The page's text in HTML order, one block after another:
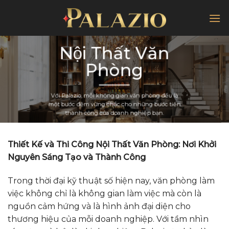
dung
Nội Thất Văn
Phòng
Với Palazio, mỗi không gian văn phòng đều là
một bước đệm vững chắc cho những bước tiến
thành công của doanh nghiệp bạn.
Thiết Kế và Thi Công Nội Thất Văn Phòng: Nơi Khởi
Nguyên Sáng Tạo và Thành Công
Trong thời đại kỹ thuật số hiện nay, văn phòng làm
việc không chỉ là không gian làm việc mà còn là
nguồn cảm hứng và là hình ảnh đại diện cho
thương hiệu của mỗi doanh nghiệp. Với tầm nhìn